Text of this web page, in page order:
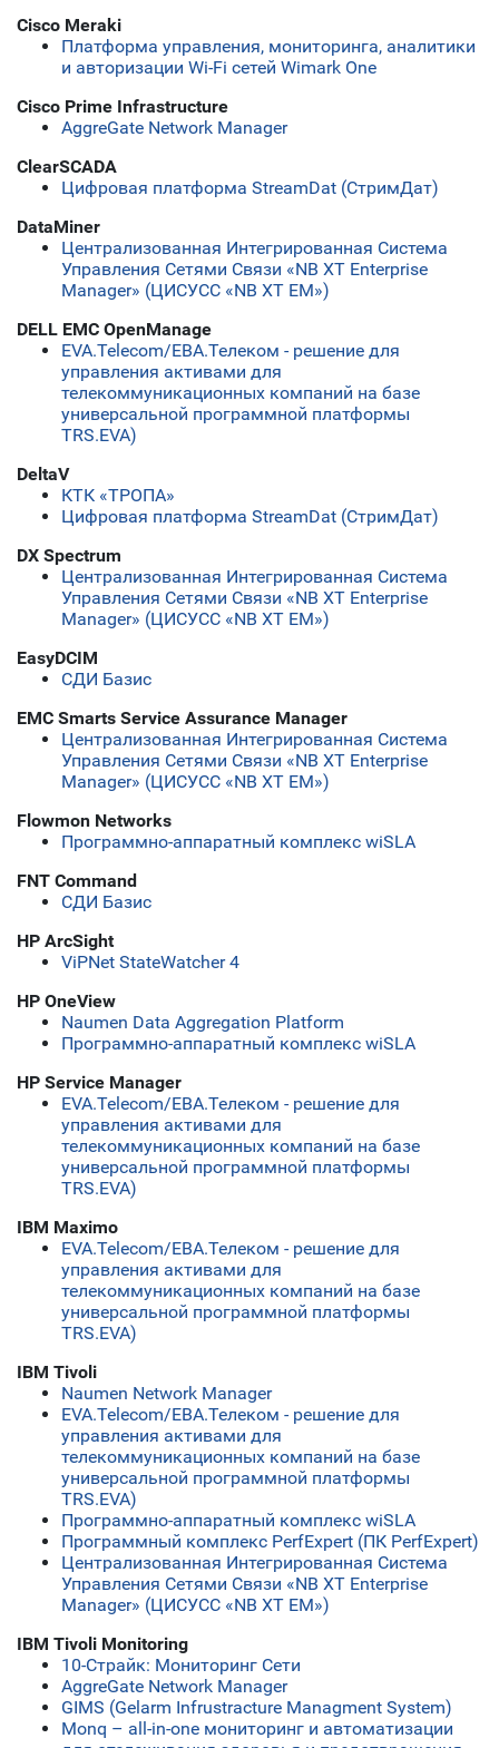
Cisco Meraki
Платформа управления, мониторинга, аналитики
и авторизации Wi-Fi сетей Wimark One
Cisco Prime Infrastructure
AggreGate Network Manager
ClearSCADA
Цифровая платформа StreamDat (СтримДат)
DataMiner
Централизованная Интегрированная Система
Управления Сетями Связи «NB XT Enterprise
Manager» (ЦИСУСС «NB XT EM»)
DELL EMC OpenManage
ЕVA.Telecom/ЕВА.Телеком - решение для
управления активами для
телекоммуникационных компаний на базе
универсальной программной платформы
TRS.EVA)
DeltaV
КТК «ТРОПА»
Цифровая платформа StreamDat (СтримДат)
DX Spectrum
Централизованная Интегрированная Система
Управления Сетями Связи «NB XT Enterprise
Manager» (ЦИСУСС «NB XT EM»)
EasyDCIM
СДИ Базис
EMC Smarts Service Assurance Manager
Централизованная Интегрированная Система
Управления Сетями Связи «NB XT Enterprise
Manager» (ЦИСУСС «NB XT EM»)
Flowmon Networks
Программно-аппаратный комплекс wiSLA
FNT Command
СДИ Базис
HP ArcSight
ViPNet StateWatcher 4
HP OneView
Naumen Data Aggregation Platform
Программно-аппаратный комплекс wiSLA
HP Service Manager
ЕVA.Telecom/ЕВА.Телеком - решение для
управления активами для
телекоммуникационных компаний на базе
универсальной программной платформы
TRS.EVA)
IBM Maximo
ЕVA.Telecom/ЕВА.Телеком - решение для
управления активами для
телекоммуникационных компаний на базе
универсальной программной платформы
TRS.EVA)
IBM Tivoli
Naumen Network Manager
ЕVA.Telecom/ЕВА.Телеком - решение для
управления активами для
телекоммуникационных компаний на базе
универсальной программной платформы
TRS.EVA)
Программно-аппаратный комплекс wiSLA
Программный комплекс PerfExpert (ПК PerfExpert)
Централизованная Интегрированная Система
Управления Сетями Связи «NB XT Enterprise
Manager» (ЦИСУСС «NB XT EM»)
IBM Tivoli Monitoring
10-Страйк: Мониторинг Сети
AggreGate Network Manager
GIMS (Gelarm Infrustracture Managment System)
Monq – all-in-one мониторинг и автоматизации